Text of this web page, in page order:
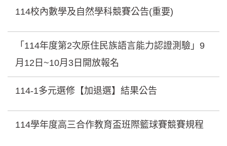
114校內數學及自然學科競賽公告(重要)
「114年度第2次原住民族語言能力認證測驗」9
月12日~10月3日開放報名
114-1多元選修【加退選】結果公告
114學年度高三合作教育盃班際籃球賽競賽規程